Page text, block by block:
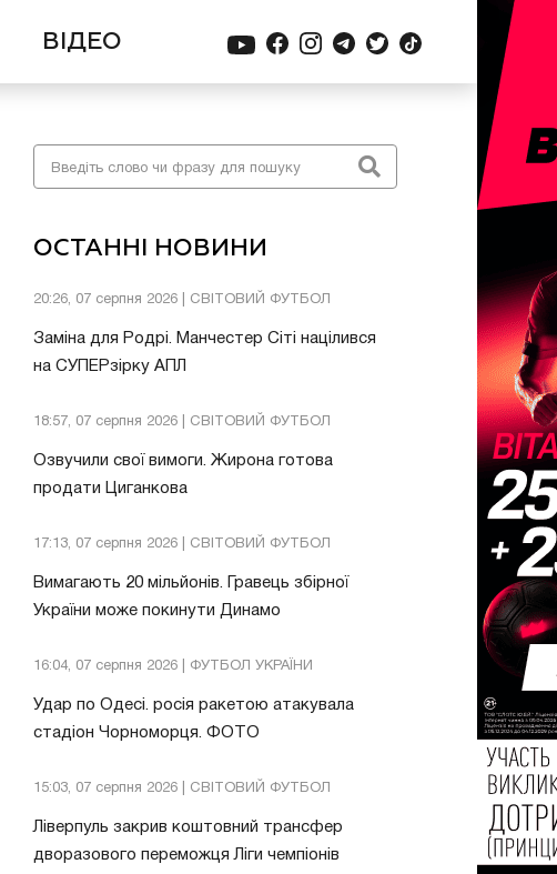
ВІДЕО
ОСТАННІ НОВИНИ
20:26, 07 серпня 2026 | СВІТОВИЙ ФУТБОЛ
Заміна для Родрі. Манчестер Сіті націлився
на СУПЕРзірку АПЛ
18:57, 07 серпня 2026 | СВІТОВИЙ ФУТБОЛ
Озвучили свої вимоги. Жирона готова
продати Циганкова
17:13, 07 серпня 2026 | СВІТОВИЙ ФУТБОЛ
Вимагають 20 мільйонів. Гравець збірної
України може покинути Динамо
16:04, 07 серпня 2026 | ФУТБОЛ УКРАЇНИ
Удар по Одесі. росія ракетою атакувала
стадіон Чорноморця. ФОТО
15:03, 07 серпня 2026 | СВІТОВИЙ ФУТБОЛ
Ліверпуль закрив коштовний трансфер
дворазового переможця Ліги чемпіонів